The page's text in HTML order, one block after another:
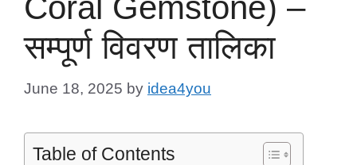
Coral Gemstone) –
सम्पूर्ण विवरण तालिका
June 18, 2025 by idea4you
Table of Contents